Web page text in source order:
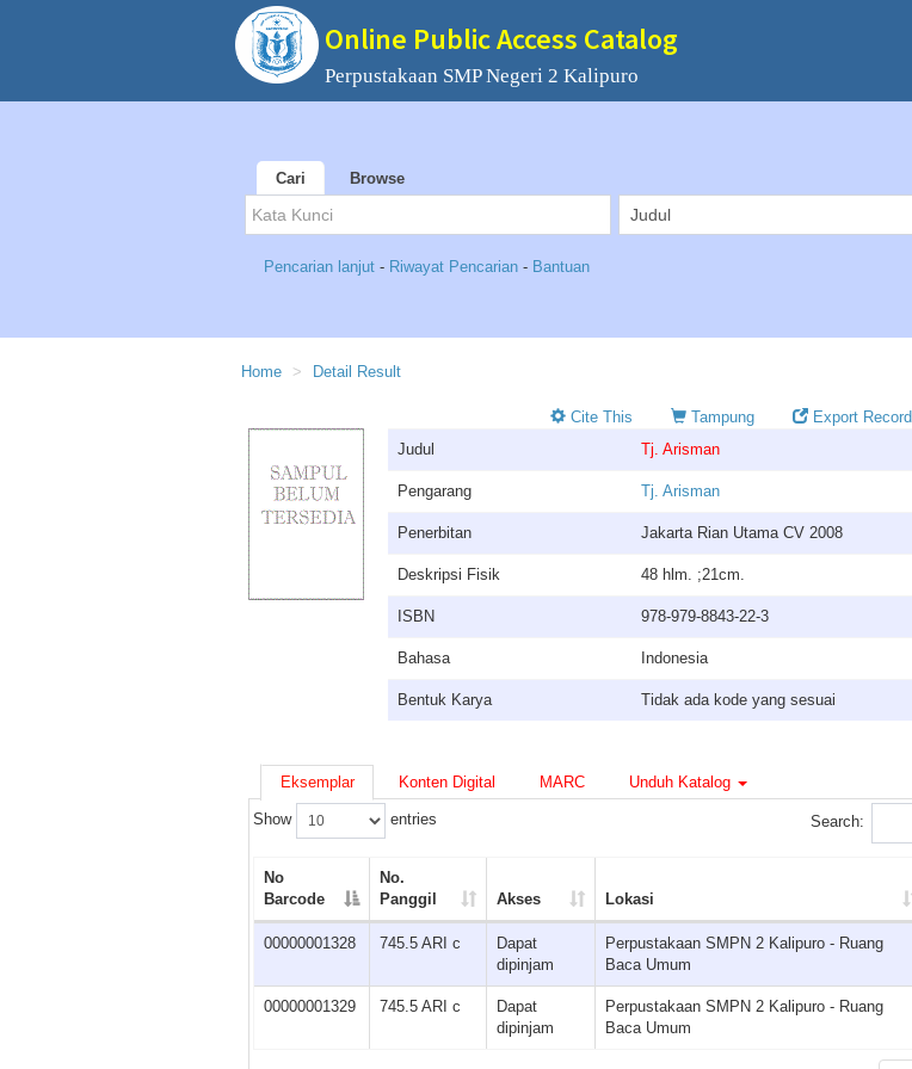
Online Public Access Catalog
Perpustakaan SMP Negeri 2 Kalipuro
Cari Browse
Pencarian lanjut - Riwayat Pencarian - Bantuan
Home Detail Result
Cite This Tampung
Export Record
Judul
Tj. Arisman
Pengarang Tj. Arisman
Penerbitan Jakarta Rian Utama CV 2008
Deskripsi Fisik 48 hlm. ;21cm.
ISBN 978-979-8843-22-3
Bahasa Indonesia
Bentuk Karya Tidak ada kode yang sesuai
Eksemplar Konten Digital MARC Unduh Katalog
Show entries Search:
No
Barcode
No.
Panggil
Akses Lokasi
00000001328 745.5 ARI c
Dapat
dipinjam
Perpustakaan SMPN 2 Kalipuro - Ruang
Baca Umum
00000001329 745.5 ARI c
Dapat
dipinjam
Perpustakaan SMPN 2 Kalipuro - Ruang
Baca Umum